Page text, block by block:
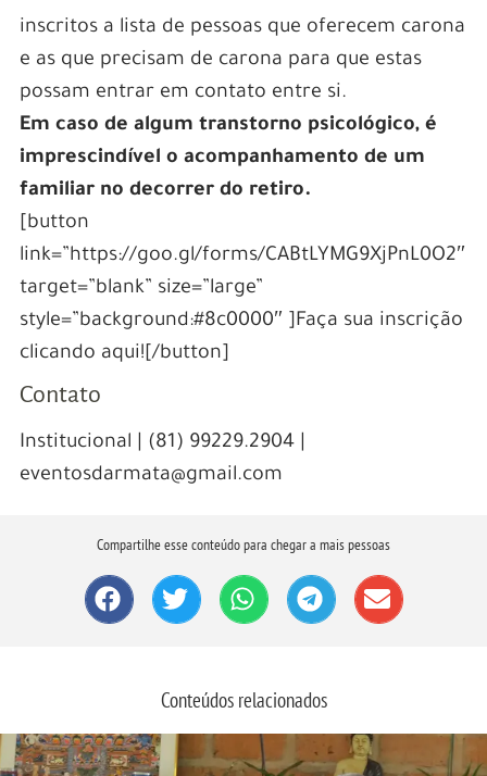
inscritos a lista de pessoas que oferecem carona
e as que precisam de carona para que estas
possam entrar em contato entre si.
Em caso de algum transtorno psicológico, é
imprescindível o acompanhamento de um
familiar no decorrer do retiro.
[button
link=”https://goo.gl/forms/CABtLYMG9XjPnL0O2″
target=”blank” size=”large”
style=”background:#8c0000″ ]Faça sua inscrição
clicando aqui![/button]
Contato
Institucional | (81) 99229.2904 |
eventosdarmata@gmail.com
Compartilhe esse conteúdo para chegar a mais pessoas
Conteúdos relacionados